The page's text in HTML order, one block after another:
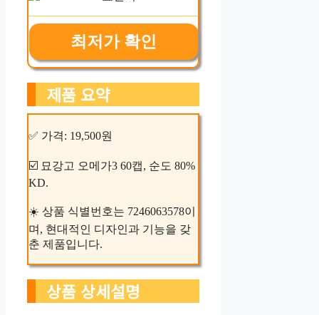
최저가 확인
제품 요약
✅ 가격: 19,500원
☑️ 묘강고 오메가3 60캡, 순도 80%
KD.
☀️ 상품 식별번호는 7246063578이
며, 현대적인 디자인과 기능을 갖
춘 제품입니다.
상품 상세설명